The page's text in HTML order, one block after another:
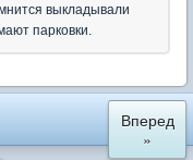
выкладывали
парковки.
Вперед
»